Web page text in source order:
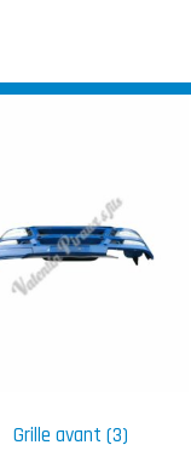
Grille avant (3)